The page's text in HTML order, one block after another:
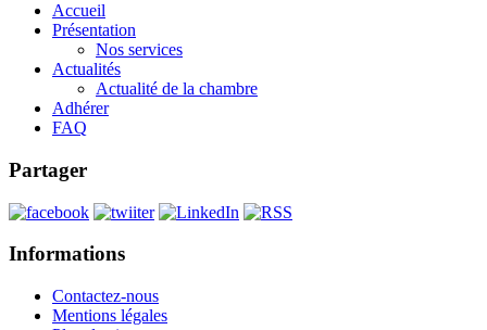
Accueil
Présentation
Nos services
Actualités
Actualité de la chambre
Adhérer
FAQ
Partager
Informations
Contactez-nous
Mentions légales